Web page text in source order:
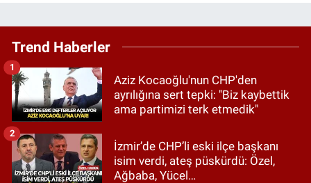
Trend Haberler
Aziz Kocaoğlu'nun CHP'den
ayrılığına sert tepki: "Biz kaybettik
ama partimizi terk etmedik"
1
İzmir’de CHP’li eski ilçe başkanı
isim verdi, ateş püskürdü: Özel,
Ağbaba, Yücel…
2